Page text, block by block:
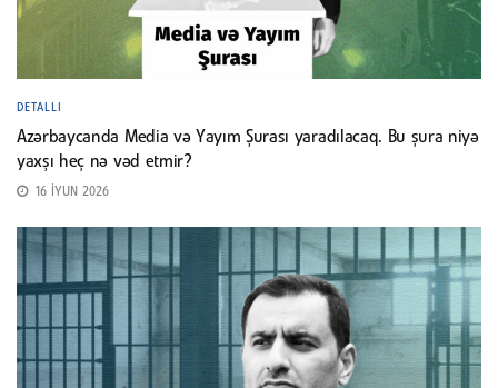
DETALLI
Azərbaycanda Media və Yayım Şurası yaradılacaq. Bu şura niyə
yaxşı heç nə vəd etmir?
16 İYUN 2026